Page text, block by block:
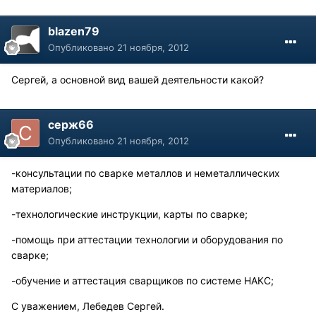
blazen79
Опубликовано 21 ноября, 2012
Сергей, а основной вид вашей деятельности какой?
серж66
Опубликовано 21 ноября, 2012
-консультации по сварке металлов и неметаллических
материалов;
-технологические инструкции, карты по сварке;
-помощь при аттестации технологии и оборудования по
сварке;
-обучение и аттестация сварщиков по системе НАКС;
С уважением, Лебедев Сергей.